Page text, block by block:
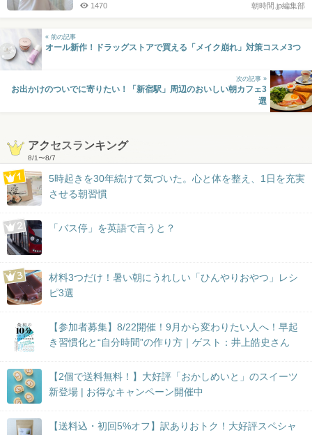
朝時間.jp編集部
1470
« 前の記事
オール新作！ドラッグストアで買える「メイク崩れ」対策コスメ3つ
次の記事 »
お出かけのついでに寄りたい！「新宿駅」周辺のおいしい朝カフェ3
選
アクセスランキング
8/1〜8/7
5時起きを30年続けて気づいた。心と体を整え、1日を充実
させる朝習慣
「バス停」を英語で言うと？
材料3つだけ！暑い朝にうれしい「ひんやりおやつ」レシ
ピ3選
【参加者募集】8/22開催！9月から変わりたい人へ！早起
き習慣化と“自分時間”の作り方｜ゲスト：井上皓史さん
【2個で送料無料！】大好評「おかしめいと」のスイーツ
新登場 | お得なキャンペーン開催中
【送料込・初回5%オフ】訳ありおトク！大好評スペシャ